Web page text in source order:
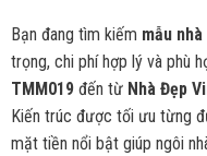
Bạn đang tìm kiếm mẫu
trọng, chi phí hợp lý và phù
TMM019đến từ Nhà Đẹp
Kiến trúc được tối ưu từng
mặt tiền nổi bật giúp ngôi